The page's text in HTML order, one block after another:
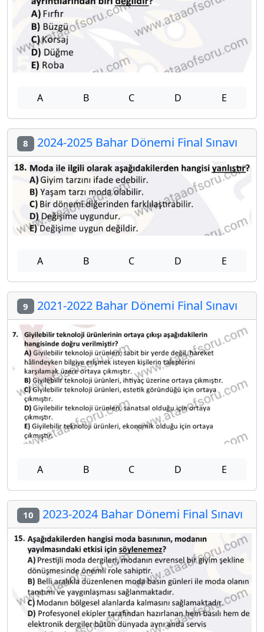
A B C D E
8 2024-2025 Bahar Dönemi Final Sınavı
A B C D E
9 2021-2022 Bahar Dönemi Final Sınavı
A B C D E
10 2023-2024 Bahar Dönemi Final Sınavı